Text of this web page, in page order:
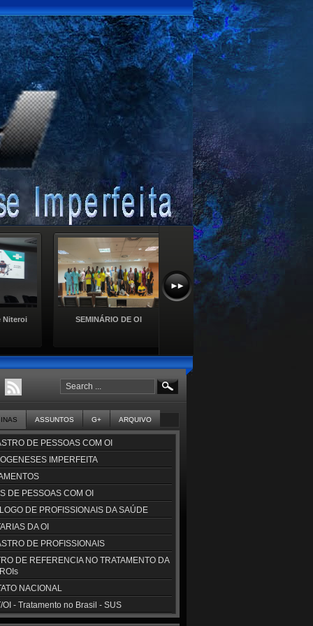
Niteroi SEMINÁRIO DE OI
ASSUNTOS G+ ARQUIVO
DE PESSOAS COM OI
IMPERFEITA
DE PESSOAS COM OI
DE PROFISSIONAIS DA SAÚDE
DA OI
DE PROFISSIONAIS
DE REFERENCIA NO TRATAMENTO DA
NACIONAL
OI - Tratamento no Brasil - SUS